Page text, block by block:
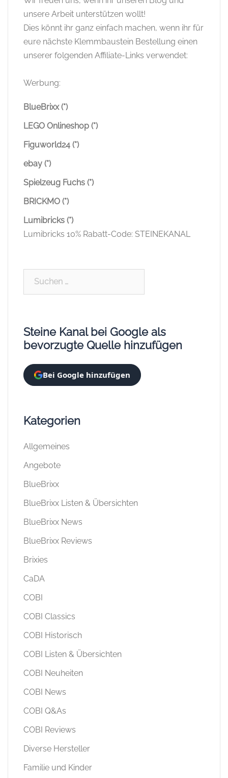
unsere Arbeit unterstützen wollt!
Dies könnt ihr ganz einfach machen, wenn ihr für
eure nächste Klemmbaustein Bestellung einen
unserer folgenden Affiliate-Links verwendet:
Werbung:
BlueBrixx (*)
LEGO Onlineshop (*)
Figuworld24 (*)
ebay (*)
Spielzeug Fuchs (*)
BRICKMO (*)
Lumibricks (*)
Lumibricks 10% Rabatt-Code: STEINEKANAL
Steine Kanal bei Google als
bevorzugte Quelle hinzufügen
Bei Google hinzufügen
Kategorien
Allgemeines
Angebote
BlueBrixx
BlueBrixx Listen & Übersichten
BlueBrixx News
BlueBrixx Reviews
Brixies
CaDA
COBI
COBI Classics
COBI Historisch
COBI Listen & Übersichten
COBI Neuheiten
COBI News
COBI Q&As
COBI Reviews
Diverse Hersteller
Familie und Kinder